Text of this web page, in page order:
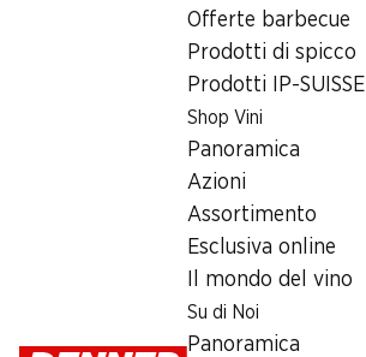
Offerte barbecue
Prodotti di spicco
Prodotti IP-SUISSE
Shop Vini
Panoramica
Azioni
Assortimento
Esclusiva online
Il mondo del vino
Su di Noi
Panoramica
Alle indicazioni stradali
Orari di apertura